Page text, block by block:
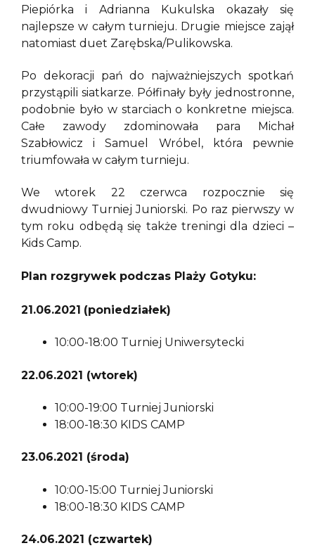
Piepiórka i Adrianna Kukulska okazały się
najlepsze w całym turnieju. Drugie miejsce zajął
natomiast duet Zarębska/Pulikowska.
Po dekoracji pań do najważniejszych spotkań
przystąpili siatkarze. Półfinały były jednostronne,
podobnie było w starciach o konkretne miejsca.
Całe zawody zdominowała para Michał
Szabłowicz i Samuel Wróbel, która pewnie
triumfowała w całym turnieju.
We wtorek 22 czerwca rozpocznie się
dwudniowy Turniej Juniorski. Po raz pierwszy w
tym roku odbędą się także treningi dla dzieci –
Kids Camp.
Plan rozgrywek podczas Plaży Gotyku:
21.06.2021 (poniedziałek)
10:00-18:00 Turniej Uniwersytecki
22.06.2021 (wtorek)
10:00-19:00 Turniej Juniorski
18:00-18:30 KIDS CAMP
23.06.2021 (środa)
10:00-15:00 Turniej Juniorski
18:00-18:30 KIDS CAMP
24.06.2021 (czwartek)